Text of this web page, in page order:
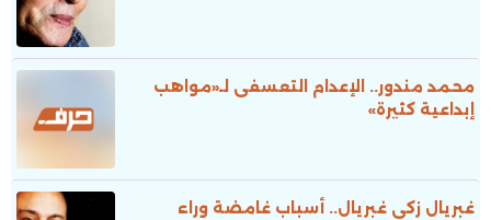
محمد مندور.. الإعدام التعسفى لـ«مواهب
إبداعية كثيرة»
غبريال زكى غبريال.. أسباب غامضة وراء